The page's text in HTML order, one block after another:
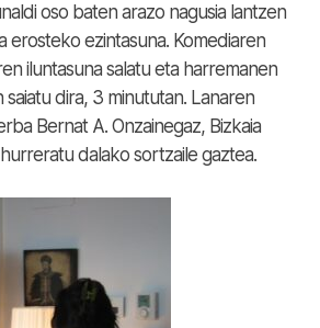
oso baten arazo nagusia lantzen
erosteko ezintasuna. Komediaren
iluntasuna salatu eta harremanen
dira, 3 minututan. Lanaren
Bernat A. Onzainegaz, Bizkaia
dalako sortzaile gaztea.